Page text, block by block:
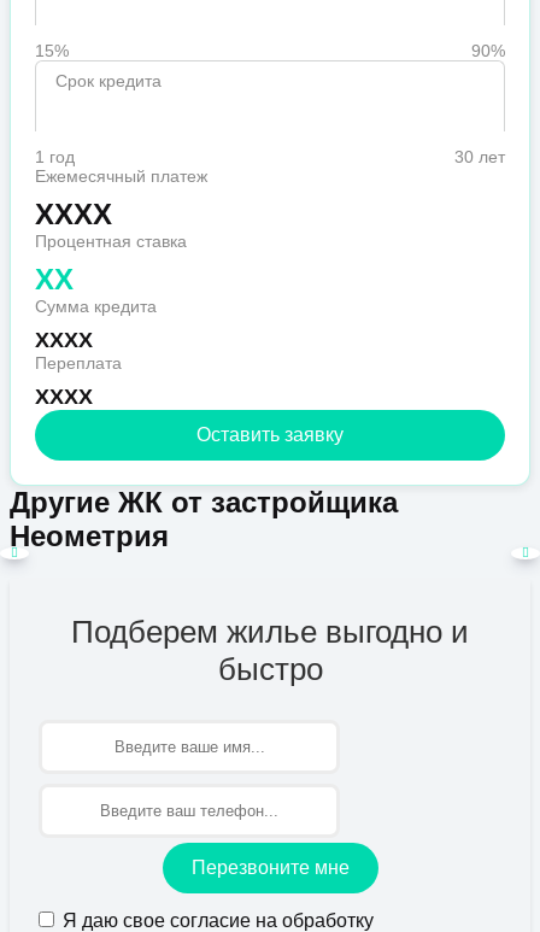
15%
90%
Срок кредита
1 год
30 лет
Ежемесячный платеж
XXXX
Процентная ставка
XX
Сумма кредита
XXXX
Переплата
XXXX
Оставить заявку
Другие ЖК от застройщика
Неометрия
Подберем жилье выгодно и
быстро
Перезвоните мне
Я даю свое согласие на обработку